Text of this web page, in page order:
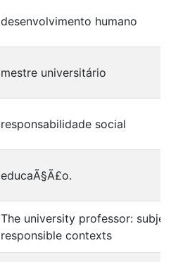
desenvolvimento humano
mestre universitário
responsabilidade social
educaÃ§Ã£o.
The university professor:
responsible contexts